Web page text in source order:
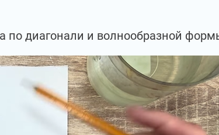
по диагонали и волнообразной